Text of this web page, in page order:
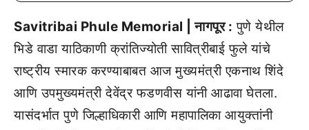
Savitribai Phule Memorial | नागपूर : पुणे येथील
भिडे वाडा याठिकाणी क्रांतिज्योती सावित्रीबाई फुले यांचे
राष्ट्रीय स्मारक करण्याबाबत आज मुख्यमंत्री एकनाथ शिंदे
आणि उपमुख्यमंत्री देवेंद्र फडणवीस यांनी आढावा घेतला.
यासंदर्भात पुणे जिल्हाधिकारी आणि महापालिका आयुक्तांनी